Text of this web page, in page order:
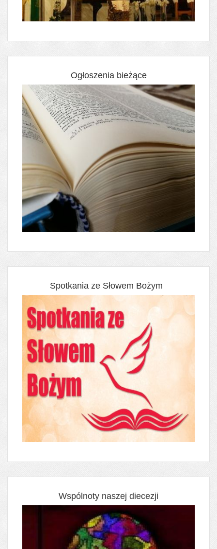
Ogłoszenia bieżące
Spotkania ze Słowem Bożym
Wspólnoty naszej diecezji